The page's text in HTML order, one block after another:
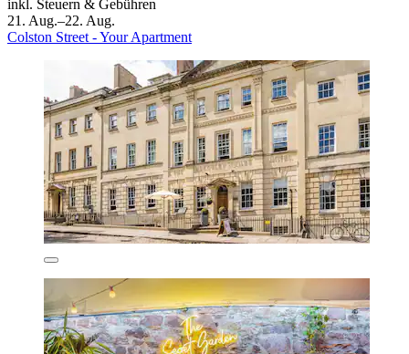
inkl. Steuern & Gebühren
21. Aug.–22. Aug.
Colston Street - Your Apartment